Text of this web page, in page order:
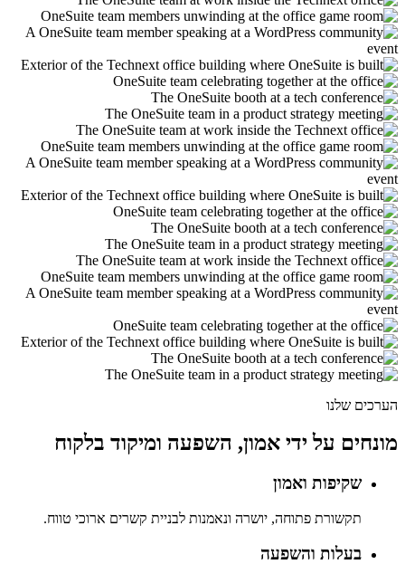
הערכים שלנו
מונחים על ידי אמון, השפעה ומיקוד בלקוח
שקיפות ואמון
תקשורת פתוחה, יושרה ונאמנות לבניית קשרים ארוכי טווח.
בעלות והשפעה